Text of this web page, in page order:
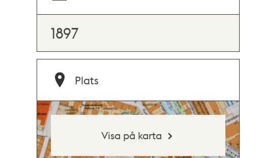
1897
Plats
Visa på karta